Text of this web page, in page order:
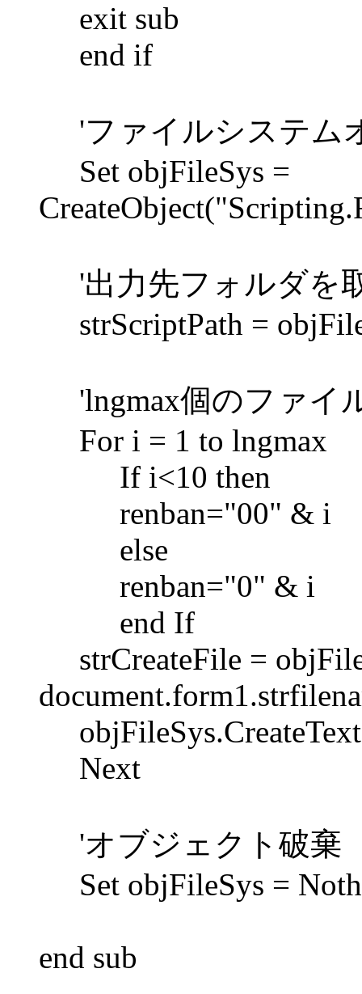
exit sub
end if
'ファイルシステム
Set objFileSys =
'出力先フォルダを
strScriptPath =
'lngmax個のファイ
For i = 1 to lngmax
If i<10 then
renban="00" & i
else
renban="0" & i
end If
strCreateFile =
Next
'オブジェクト破棄
Set objFileSys =
end sub